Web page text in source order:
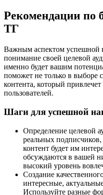
Рекомендации по
ТГ
Важным аспектом успешной
понимание своей целевой
именно будет вашим
поможет не только в выборе
контента, который
пользователей.
Шаги для успешной
Определение целевой
реальных
контент будет им
обсуждаются в вашей
высокий уровень
Создание
интересные,
Используйте разные